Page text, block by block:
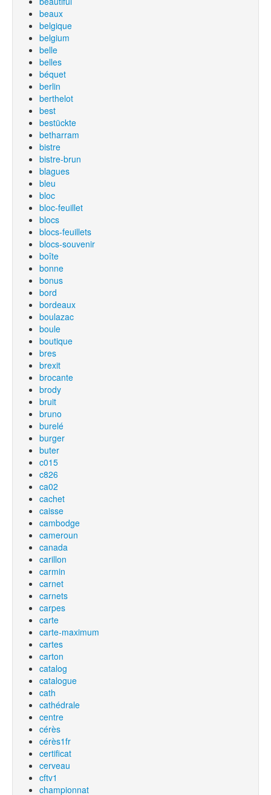
beaux
belgique
belgium
belle
belles
béquet
berlin
berthelot
best
bestückte
betharram
bistre
bistre-brun
blagues
bleu
bloc
bloc-feuillet
blocs
blocs-feuillets
blocs-souvenir
boîte
bonne
bonus
bord
bordeaux
boulazac
boule
boutique
bres
brexit
brocante
brody
bruit
bruno
burelé
burger
buter
c015
c826
ca02
cachet
caisse
cambodge
cameroun
canada
carillon
carmin
carnet
carnets
carpes
carte
carte-maximum
cartes
carton
catalog
catalogue
cath
cathédrale
centre
cérès
cérès1fr
certificat
cerveau
cftv1
championnat